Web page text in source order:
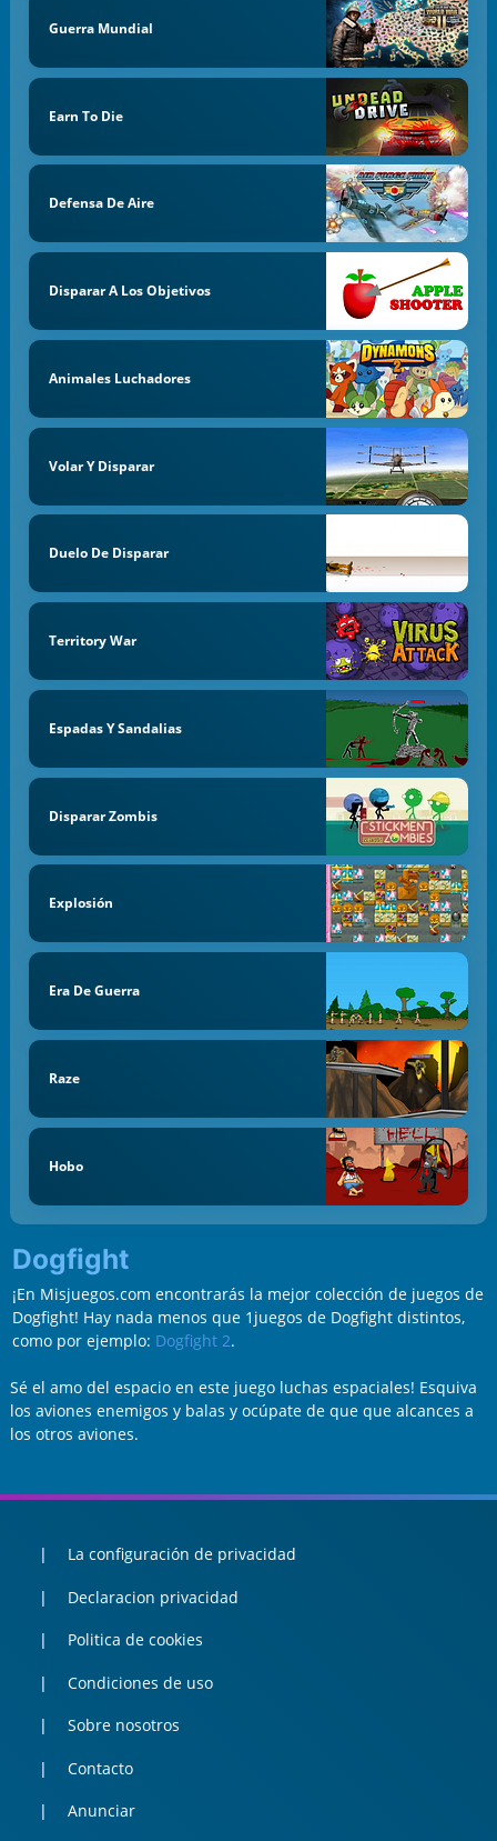
Guerra Mundial
Earn To Die
Defensa De Aire
Disparar A Los Objetivos
Animales Luchadores
Volar Y Disparar
Duelo De Disparar
Territory War
Espadas Y Sandalias
Disparar Zombis
Explosión
Era De Guerra
Raze
Hobo
Dogfight
¡En Misjuegos.com encontrarás la mejor colección de juegos de
Dogfight! Hay nada menos que 1juegos de Dogfight distintos,
como por ejemplo: Dogfight 2.
Sé el amo del espacio en este juego luchas espaciales! Esquiva
los aviones enemigos y balas y ocúpate de que que alcances a
los otros aviones.
La configuración de privacidad
Declaracion privacidad
Politica de cookies
Condiciones de uso
Sobre nosotros
Contacto
Anunciar